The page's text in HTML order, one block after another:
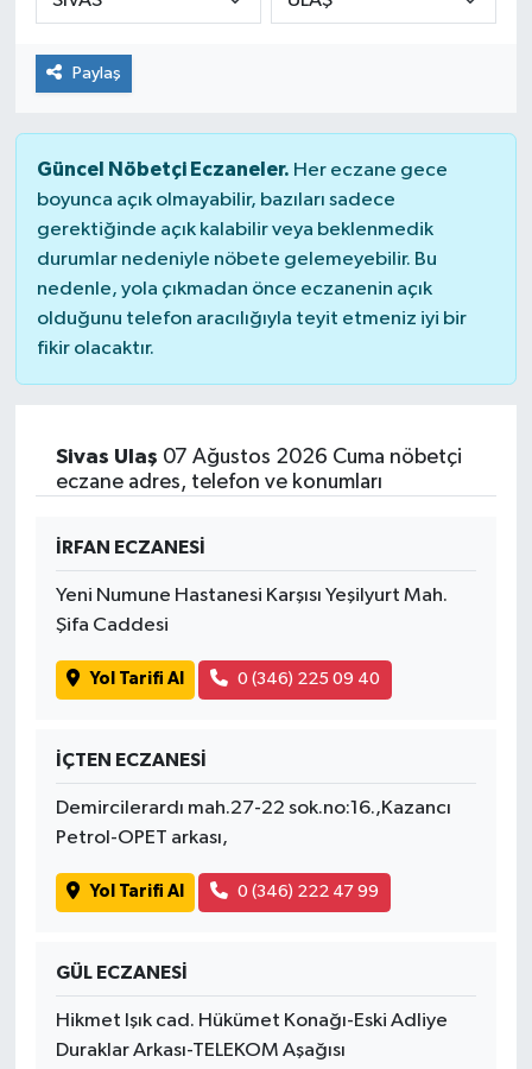
Paylaş
Güncel Nöbetçi Eczaneler. Her eczane gece
boyunca açık olmayabilir, bazıları sadece
gerektiğinde açık kalabilir veya beklenmedik
durumlar nedeniyle nöbete gelemeyebilir. Bu
nedenle, yola çıkmadan önce eczanenin açık
olduğunu telefon aracılığıyla teyit etmeniz iyi bir
fikir olacaktır.
Sivas Ulaş 07 Ağustos 2026 Cuma nöbetçi
eczane adres, telefon ve konumları
İRFAN ECZANESİ
Yeni Numune Hastanesi Karşısı Yeşilyurt Mah.
Şifa Caddesi
Yol Tarifi Al 0 (346) 225 09 40
İÇTEN ECZANESİ
Demircilerardı mah.27-22 sok.no:16.,Kazancı
Petrol-OPET arkası,
Yol Tarifi Al 0 (346) 222 47 99
GÜL ECZANESİ
Hikmet Işık cad. Hükümet Konağı-Eski Adliye
Duraklar Arkası-TELEKOM Aşağısı